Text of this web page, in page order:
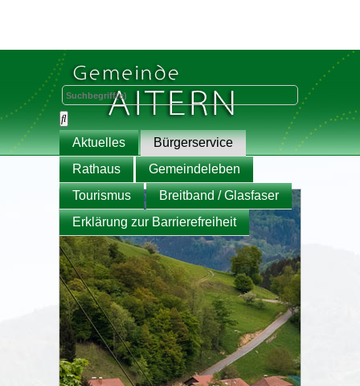
Aktuelles
Bürgerservice
Rathaus
Gemeindeleben
Tourismus
Breitband / Glasfaser
Erklärung zur Barrierefreiheit